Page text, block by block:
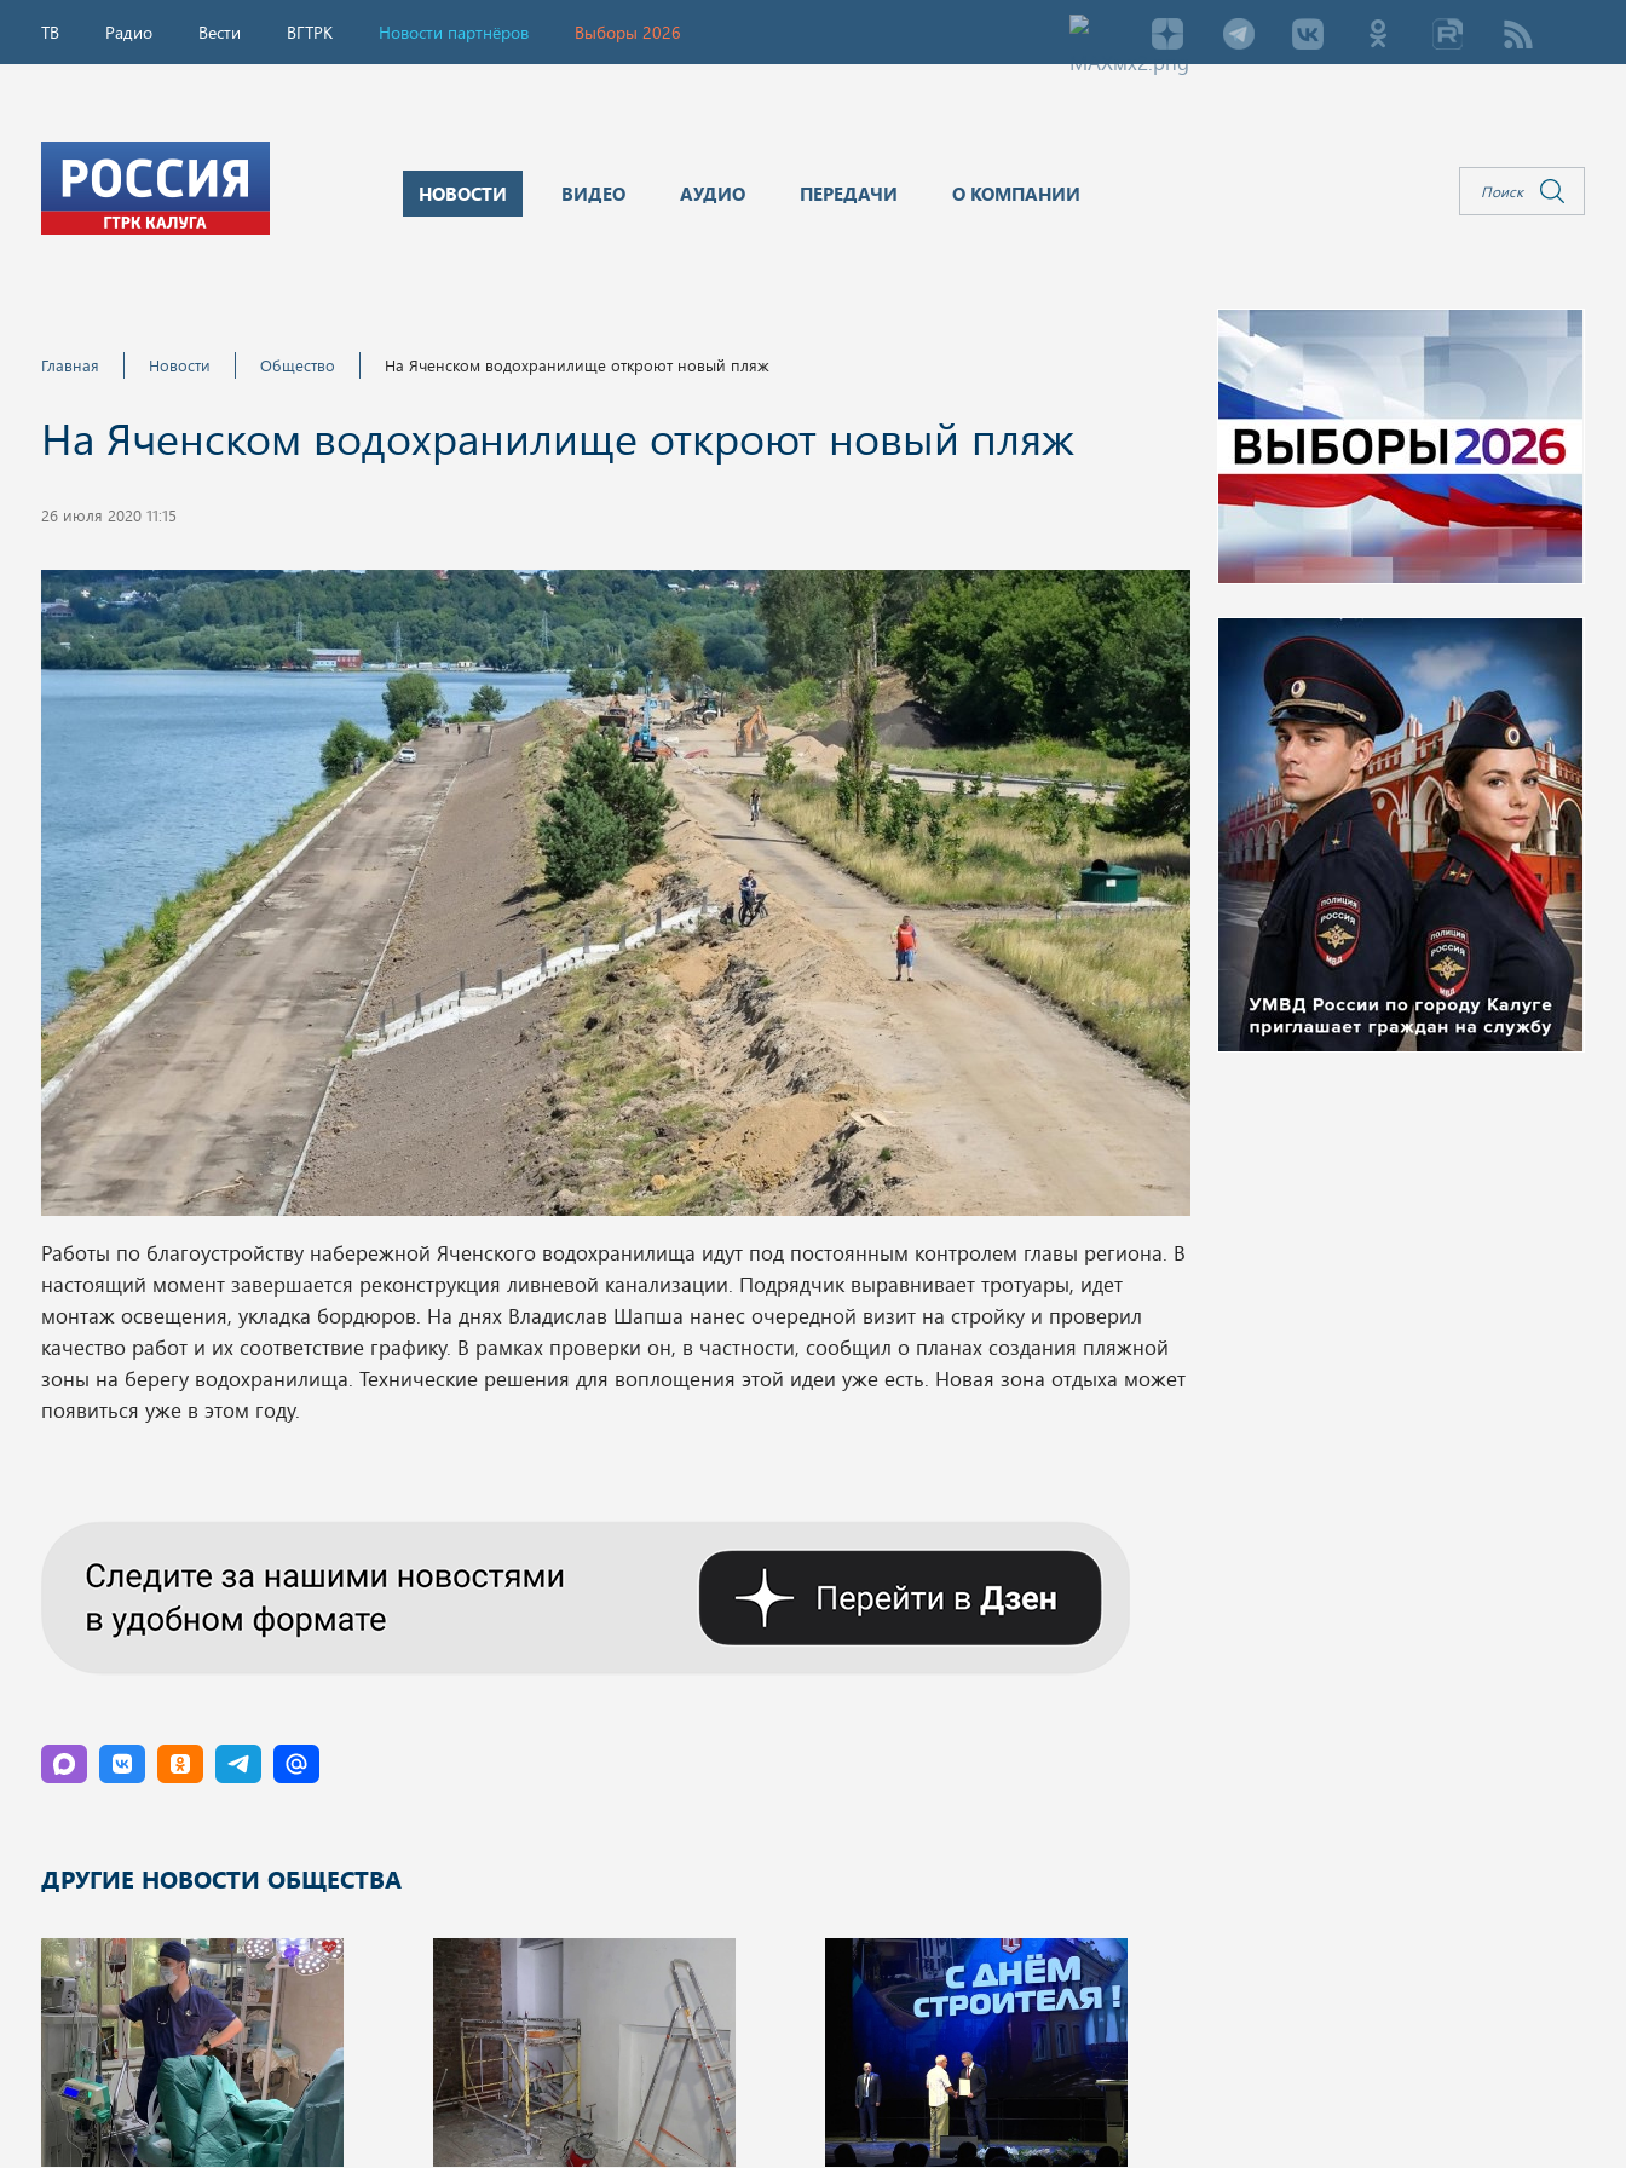
ТВ Радио Вести ВГТРК Новости партнёров Выборы 2026
НОВОСТИ ВИДЕО АУДИО ПЕРЕДАЧИ О КОМПАНИИ
Главная Новости Общество На Яченском водохранилище откроют новый пляж
На Яченском водохранилище откроют новый пляж
26 июля 2020 11:15
Работы по благоустройству набережной Яченского водохранилища идут под постоянным контролем главы региона. В
настоящий момент завершается реконструкция ливневой канализации. Подрядчик выравнивает тротуары, идет
монтаж освещения, укладка бордюров. На днях Владислав Шапша нанес очередной визит на стройку и проверил
качество работ и их соответствие графику. В рамках проверки он, в частности, сообщил о планах создания пляжной
зоны на берегу водохранилища. Технические решения для воплощения этой идеи уже есть. Новая зона отдыха может
появиться уже в этом году.
ДРУГИЕ НОВОСТИ ОБЩЕСТВА